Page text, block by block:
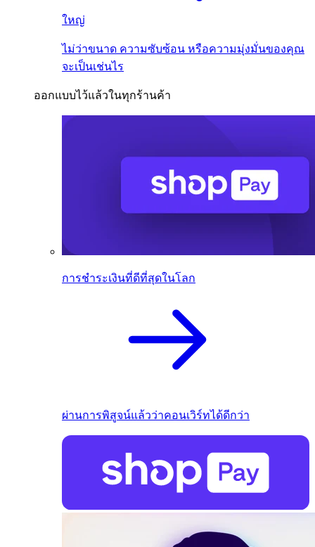
ใหญ่
ไม่ว่าขนาด ความซับซ้อน หรือความมุ่งมั่นของคุณ
จะเป็นเช่นไร
ออกแบบไว้แล้วในทุกร้านค้า
การชำระเงินที่ดีที่สุดในโลก
ผ่านการพิสูจน์แล้วว่าคอนเวิร์ทได้ดีกว่า